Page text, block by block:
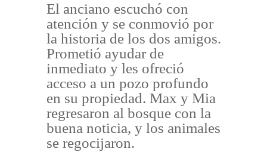
El anciano escuchó con
atención y se conmovió por
la historia de los dos amigos.
Prometió ayudar de
inmediato y les ofreció
acceso a un pozo profundo
en su propiedad. Max y Mia
regresaron al bosque con la
buena noticia, y los animales
se regocijaron.